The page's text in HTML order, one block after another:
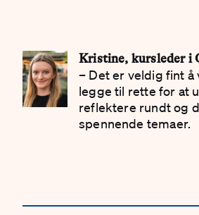
Kristine, kursleder i
– Det er veldig fint
legge til rette for at
reflektere rundt og
spennende temaer.